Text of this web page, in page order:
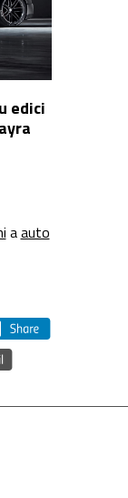
edici
aauto